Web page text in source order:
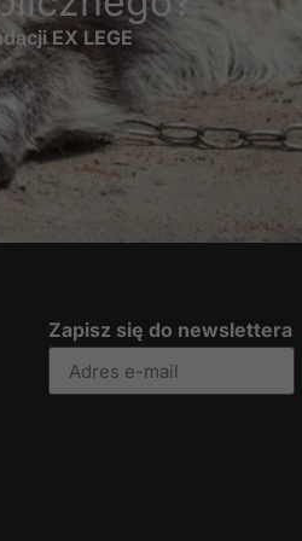
EX LEGE
Zapisz się do newslettera